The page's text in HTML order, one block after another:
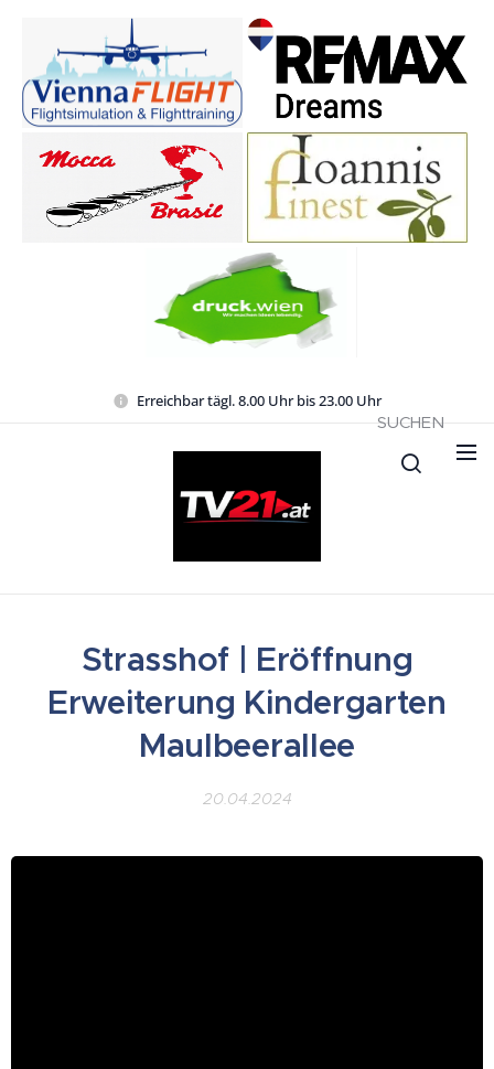
Erreichbar tägl. 8.00 Uhr bis 23.00 Uhr
SUCHEN
Strasshof | Eröffnung
Erweiterung Kindergarten
Maulbeerallee
20.04.2024